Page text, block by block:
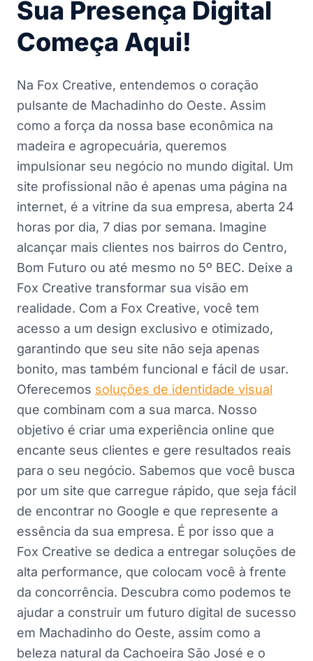
Sua Presença Digital
Começa Aqui!
Na Fox Creative, entendemos o coração
pulsante de Machadinho do Oeste. Assim
como a força da nossa base econômica na
madeira e agropecuária, queremos
impulsionar seu negócio no mundo digital. Um
site profissional não é apenas uma página na
internet, é a vitrine da sua empresa, aberta 24
horas por dia, 7 dias por semana. Imagine
alcançar mais clientes nos bairros do Centro,
Bom Futuro ou até mesmo no 5º BEC. Deixe a
Fox Creative transformar sua visão em
realidade. Com a Fox Creative, você tem
acesso a um design exclusivo e otimizado,
garantindo que seu site não seja apenas
bonito, mas também funcional e fácil de usar.
Oferecemos soluções de identidade visual
que combinam com a sua marca. Nosso
objetivo é criar uma experiência online que
encante seus clientes e gere resultados reais
para o seu negócio. Sabemos que você busca
por um site que carregue rápido, que seja fácil
de encontrar no Google e que represente a
essência da sua empresa. É por isso que a
Fox Creative se dedica a entregar soluções de
alta performance, que colocam você à frente
da concorrência. Descubra como podemos te
ajudar a construir um futuro digital de sucesso
em Machadinho do Oeste, assim como a
beleza natural da Cachoeira São José e o